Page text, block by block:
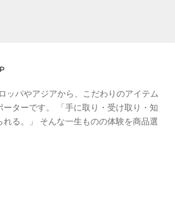
ッパやアジアから、こだわりのアイテム
ーターです。 「手に取り・受け取り・知
れる。」 そんな一生ものの体験を商品選